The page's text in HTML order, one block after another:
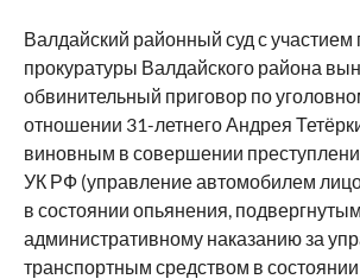
Валдайский районный суд с участием
прокуратуры Валдайского района
обвинительный приговор по
отношении 31-летнего Андрея
виновным в совершении
УК РФ (управление автомобилем
в состоянии опьянения, подвергнутым
административному наказанию за
транспортным средством в